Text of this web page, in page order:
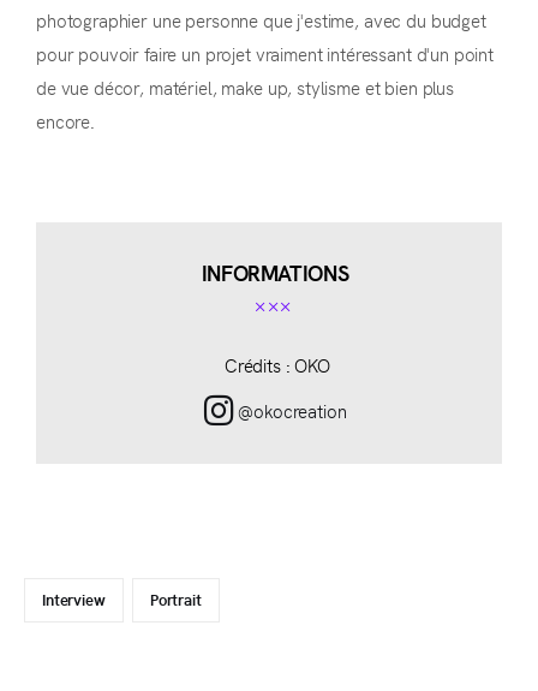
photographier une personne que j'estime, avec du budget
pour pouvoir faire un projet vraiment intéressant d'un point
de vue décor, matériel, make up, stylisme et bien plus
encore.
INFORMATIONS
Crédits : OKO
@okocreation
Interview Portrait